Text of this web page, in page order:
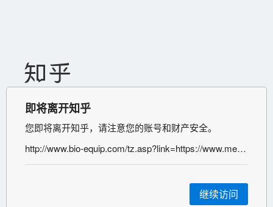
即将离开知乎
您即将离开知乎，请注意您的账号和财产安全。
http://www.bio-equip.com/tz.asp?link=https://www.medchemexpress.cn/inhibitor-kit/protease-inhibitor-cocktail-mini-tablet.html&source=atl&id=453116649
继续访问